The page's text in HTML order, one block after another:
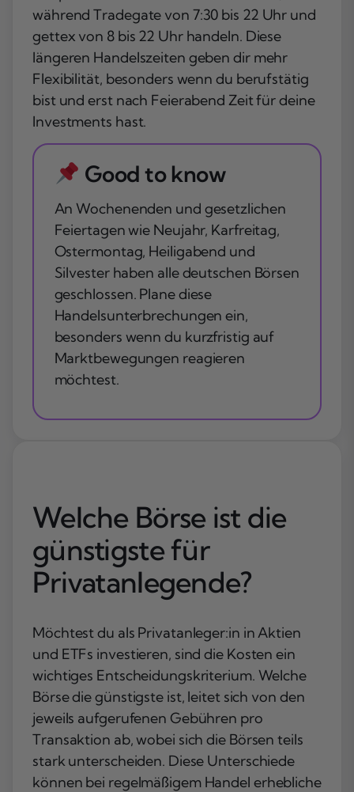
während Tradegate von 7:30 bis 22 Uhr und
gettex von 8 bis 22 Uhr handeln. Diese
längeren Handelszeiten geben dir mehr
Flexibilität, besonders wenn du berufstätig
bist und erst nach Feierabend Zeit für deine
Investments hast.
Good to know
An Wochenenden und gesetzlichen
Feiertagen wie Neujahr, Karfreitag,
Ostermontag, Heiligabend und
Silvester haben alle deutschen Börsen
geschlossen. Plane diese
Handelsunterbrechungen ein,
besonders wenn du kurzfristig auf
Marktbewegungen reagieren
möchtest.
Welche Börse ist die
günstigste für
Privatanlegende?
Möchtest du als Privatanleger:in in Aktien
und ETFs investieren, sind die Kosten ein
wichtiges Entscheidungskriterium. Welche
Börse die günstigste ist, leitet sich von den
jeweils aufgerufenen Gebühren pro
Transaktion ab, wobei sich die Börsen teils
stark unterscheiden. Diese Unterschiede
können bei regelmäßigem Handel erhebliche